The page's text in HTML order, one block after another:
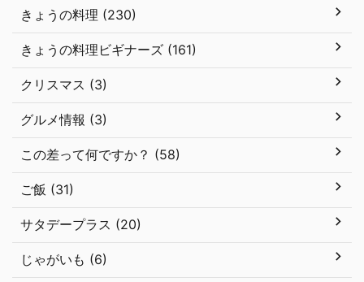
きょうの料理 (230)
きょうの料理ビギナーズ (161)
クリスマス (3)
グルメ情報 (3)
この差って何ですか？ (58)
ご飯 (31)
サタデープラス (20)
じゃがいも (6)